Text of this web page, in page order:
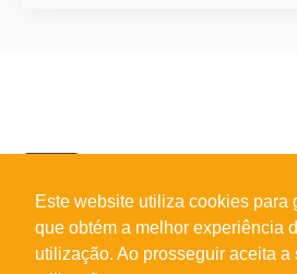
Este website utiliza cookies para
que obtém a melhor experiência
utilização. Ao prosseguir aceita a